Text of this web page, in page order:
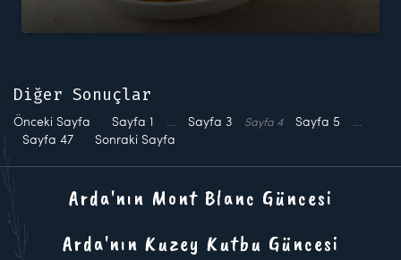
Diğer Sonuçlar
Önceki Sayfa Sayfa 1 … Sayfa 3 Sayfa 4 Sayfa 5
…
Sayfa 47 Sonraki Sayfa
Arda'nın Mont Blanc Güncesi
Arda'nın Kuzey Kutbu Güncesi